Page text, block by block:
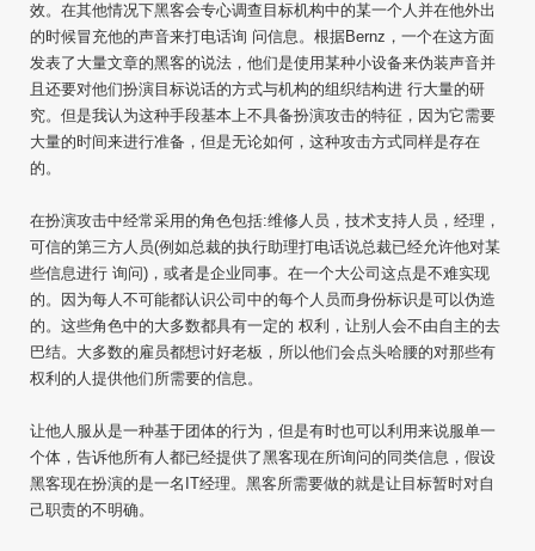
效。在其他情况下黑客会专心调查目标机构中的某一个人并在他外出
的时候冒充他的声音来打电话询 问信息。根据Bernz，一个在这方面
发表了大量文章的黑客的说法，他们是使用某种小设备来伪装声音并
且还要对他们扮演目标说话的方式与机构的组织结构进 行大量的研
究。但是我认为这种手段基本上不具备扮演攻击的特征，因为它需要
大量的时间来进行准备，但是无论如何，这种攻击方式同样是存在
的。
在扮演攻击中经常采用的角色包括:维修人员，技术支持人员，经理，
可信的第三方人员(例如总裁的执行助理打电话说总裁已经允许他对某
些信息进行 询问)，或者是企业同事。在一个大公司这点是不难实现
的。因为每人不可能都认识公司中的每个人员而身份标识是可以伪造
的。这些角色中的大多数都具有一定的 权利，让别人会不由自主的去
巴结。大多数的雇员都想讨好老板，所以他们会点头哈腰的对那些有
权利的人提供他们所需要的信息。
让他人服从是一种基于团体的行为，但是有时也可以利用来说服单一
个体，告诉他所有人都已经提供了黑客现在所询问的同类信息，假设
黑客现在扮演的是一名IT经理。黑客所需要做的就是让目标暂时对自
己职责的不明确。